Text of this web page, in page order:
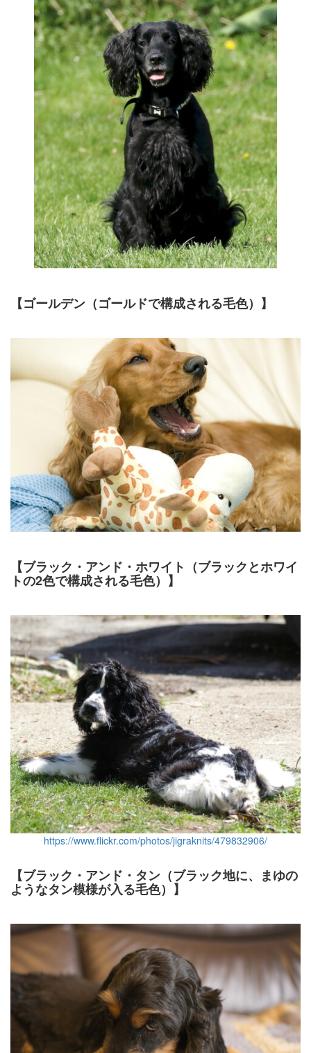
【ゴールデン（ゴールドで構成される毛色）】
【ブラック・アンド・ホワイト（ブラックとホワイ
トの2色で構成される毛色）】
https://www.flickr.com/photos/jigraknits/479832906/
【ブラック・アンド・タン（ブラック地に、まゆの
ようなタン模様が入る毛色）】